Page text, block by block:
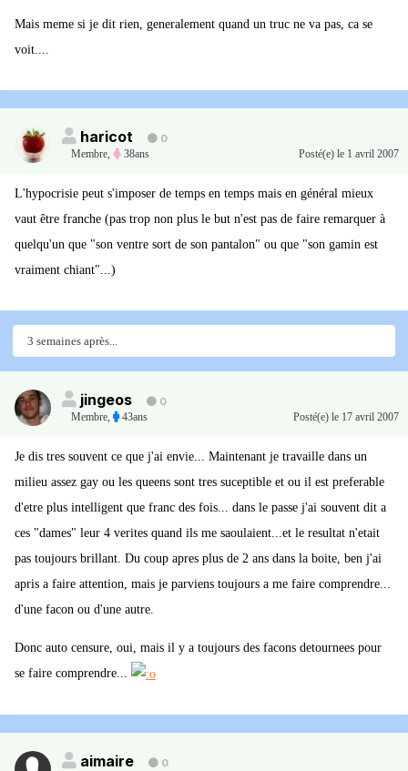
Mais meme si je dit rien, generalement quand un truc ne va pas, ca se
voit....
haricot
0
Membre, 38ans Posté(e) le 1 avril 2007
L'hypocrisie peut s'imposer de temps en temps mais en général mieux
vaut être franche (pas trop non plus le but n'est pas de faire remarquer à
quelqu'un que "son ventre sort de son pantalon" ou que "son gamin est
vraiment chiant"...)
3 semaines après...
jingeos
0
Membre, 43ans Posté(e) le 17 avril 2007
Je dis tres souvent ce que j'ai envie... Maintenant je travaille dans un
milieu assez gay ou les queens sont tres suceptible et ou il est preferable
d'etre plus intelligent que franc des fois... dans le passe j'ai souvent dit a
ces "dames" leur 4 verites quand ils me saoulaient...et le resultat n'etait
pas toujours brillant. Du coup apres plus de 2 ans dans la boite, ben j'ai
apris a faire attention, mais je parviens toujours a me faire comprendre...
d'une facon ou d'une autre.
Donc auto censure, oui, mais il y a toujours des facons detournees pour
se faire comprendre...
aimaire
0